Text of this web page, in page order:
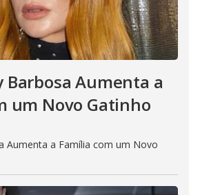
Barbosa Aumenta a
um Novo Gatinho
Aumenta a Família com um Novo